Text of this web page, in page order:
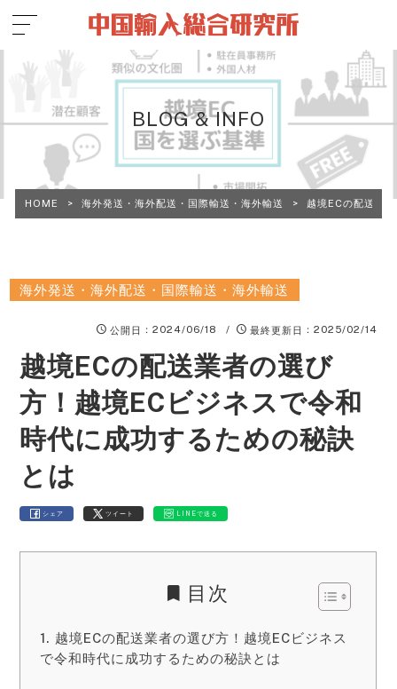
BLOG & INFO
HOME > 海外発送・海外配送・国際輸送・海外輸送 > 越境ECの配送業
海外発送・海外配送・国際輸送・海外輸送
公開日 ：2024/06/18 / 最終更新日 ：2025/02/14
越境ECの配送業者の選び
方！越境ECビジネスで令和
時代に成功するための秘訣
とは
シェア ツイート LINEで送る
目次
越境ECの配送業者の選び方！越境ECビジネス
で令和時代に成功するための秘訣とは